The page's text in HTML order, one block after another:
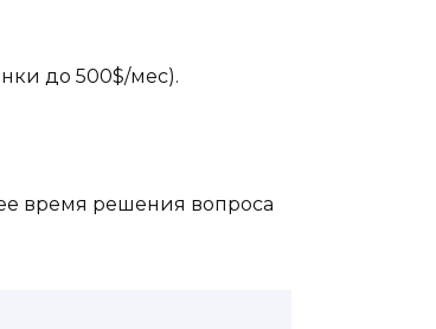
до 500$/мес).
время решения вопроса